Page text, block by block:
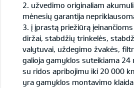
2. užvedimo originaliam
mėnesių garantija
3. į įprastą priežiūrą
diržai, stabdžių trinkelės,
valytuvai, uždegimo žvakės,
galioja gamyklos suteikiama 24
su ridos apribojimu iki 20 000
yra gamyklos montavimo